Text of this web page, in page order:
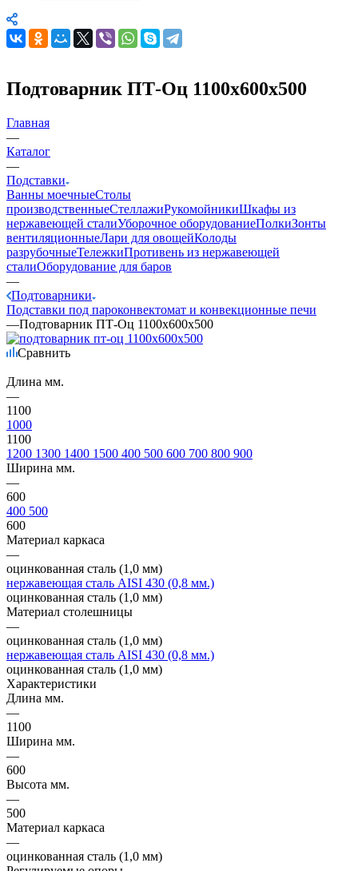
Подтоварник ПТ-Оц 1100х600х500
Главная
—
Каталог
—
Подставки
Ванны моечныеСтолы
производственныеСтеллажиРукомойникиШкафы из
нержавеющей сталиУборочное оборудованиеПолкиЗонты
вентиляционныеЛари для овощейКолоды
разрубочныеТележкиПротивень из нержавеющей
сталиОборудование для баров
—
Подтоварники
Подставки под пароконвектомат и конвекционные печи
—Подтоварник ПТ-Оц 1100х600х500
Сравнить
Длина мм.
—
1100
1000
1100
1200 1300 1400 1500 400 500 600 700 800 900
Ширина мм.
—
600
400 500
600
Материал каркаса
—
оцинкованная сталь (1,0 мм)
нержавеющая сталь AISI 430 (0,8 мм.)
оцинкованная сталь (1,0 мм)
Материал столешницы
—
оцинкованная сталь (1,0 мм)
нержавеющая сталь AISI 430 (0,8 мм.)
оцинкованная сталь (1,0 мм)
Характеристики
Длина мм.
—
1100
Ширина мм.
—
600
Высота мм.
—
500
Материал каркаса
—
оцинкованная сталь (1,0 мм)